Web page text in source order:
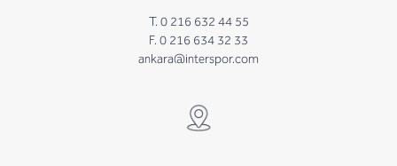
T. 0 216 632 44 55
F. 0 216 634 32 33
ankara@interspor.com